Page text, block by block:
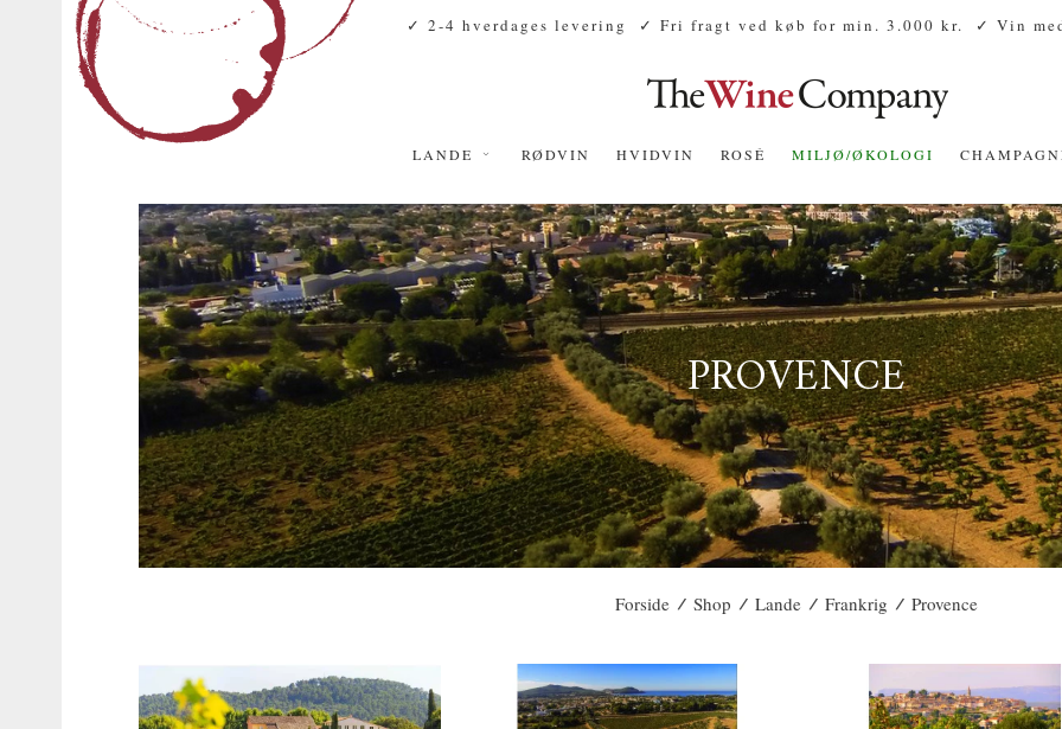
✓ 2-4 hverdages levering ✓ Fri fragt ved køb for min. 3.000 kr. ✓ Vin
LANDE RØDVIN HVIDVIN ROSÉ MILJØ/ØKOLOGI
PROVENCE
Forside / Shop / Lande / Frankrig / Provence